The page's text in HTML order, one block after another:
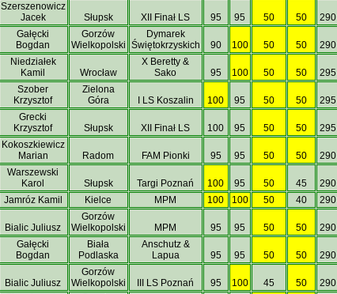
Szerszenowicz
Jacek
Słupsk XII Finał LS 95 95 50 50 290
Gałęcki
Bogdan
Gorzów
Wielkopolski
Dymarek
Świętokrzyskich
90 100 50 50 290
Niedziałek
Kamil
Wrocław
X Beretty &
Sako
95 100 50 50 295
Szober
Krzysztof
Zielona
Góra
I LS Koszalin 100 95 50 50 295
Grecki
Krzysztof
Słupsk XII Finał LS 100 95 50 50 295
Kokoszkiewicz
Marian
Radom FAM Pionki 95 95 50 50 290
Warszewski
Karol
Słupsk Targi Poznań 100 95 50 45 290
Jamróz Kamil Kielce MPM 100 100 50 40 290
Bialic Juliusz
Gorzów
Wielkopolski
MPM 95 95 50 50 290
Gałęcki
Bogdan
Biała
Podlaska
Anschutz &
Lapua
95 95 50 50 290
Bialic Juliusz
Gorzów
Wielkopolski
III LS Poznań 95 100 45 50 290